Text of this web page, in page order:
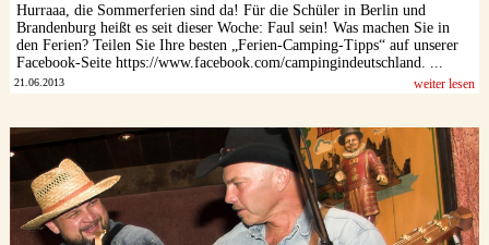
Hurraaa, die Sommerferien sind da! Für die Schüler in Berlin und
Brandenburg heißt es seit dieser Woche: Faul sein! Was machen Sie in
den Ferien? Teilen Sie Ihre besten „Ferien-Camping-Tipps“ auf unserer
Facebook-Seite https://www.facebook.com/campingindeutschland. ...
21.06.2013 weiter lesen